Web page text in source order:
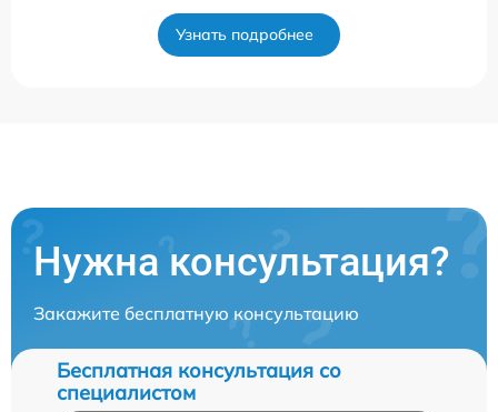
Узнать подробнее
Нужна консультация?
Закажите бесплатную консультацию
Бесплатная консультация со
специалистом